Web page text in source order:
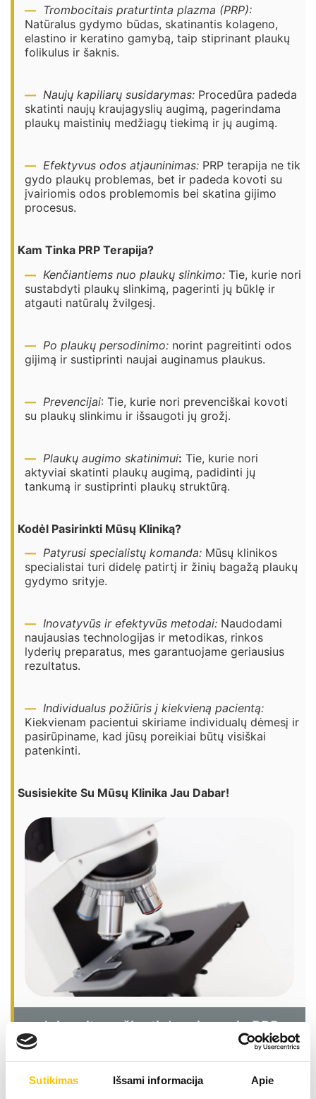
Sutikimas Išsami informacija Apie
Trombocitais praturtinta plazma (PRP):
Natūralus gydymo būdas, skatinantis kolageno,
elastino ir keratino gamybą, taip stiprinant plaukų
folikulus ir šaknis.
Naujų kapiliarų susidarymas: Procedūra padeda
skatinti naujų kraujagyslių augimą, pagerindama
plaukų maistinių medžiagų tiekimą ir jų augimą.
Efektyvus odos atjauninimas: PRP terapija ne tik
gydo plaukų problemas, bet ir padeda kovoti su
įvairiomis odos problemomis bei skatina gijimo
procesus.
Kam Tinka PRP Terapija?
Kenčiantiems nuo plaukų slinkimo: Tie, kurie nori
sustabdyti plaukų slinkimą, pagerinti jų būklę ir
atgauti natūralų žvilgesį.
Po plaukų persodinimo: norint pagreitinti odos
gijimą ir sustiprinti naujai auginamus plaukus.
Prevencijai: Tie, kurie nori prevenciškai kovoti
su plaukų slinkimu ir išsaugoti jų grožį.
Plaukų augimo skatinimui: Tie, kurie nori
aktyviai skatinti plaukų augimą, padidinti jų
tankumą ir sustiprinti plaukų struktūrą.
Kodėl Pasirinkti Mūsų Kliniką?
Patyrusi specialistų komanda: Mūsų klinikos
specialistai turi didelę patirtį ir žinių bagažą plaukų
gydymo srityje.
Inovatyvūs ir efektyvūs metodai: Naudodami
naujausias technologijas ir metodikas, rinkos
lyderių preparatus, mes garantuojame geriausius
rezultatus.
Individualus požiūris į kiekvieną pacientą:
Kiekvienam pacientui skiriame individualų dėmesį ir
pasirūpiname, kad jūsų poreikiai būtų visiškai
patenkinti.
Susisiekite Su Mūsų Klinika Jau Dabar!
Jei norite sužinoti daugiau apie PRP
terapijos galimybes arba užsirašyti į
konsultaciją, susisiekite su mūsų klinika
jau dabar!